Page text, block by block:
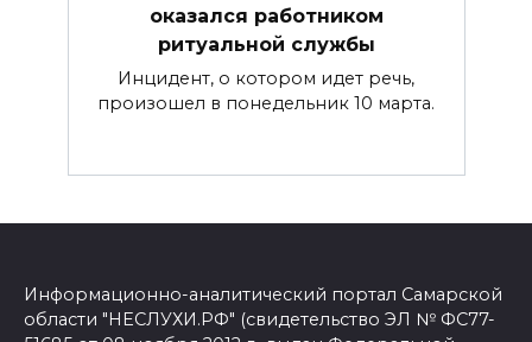
оказался работником
ритуальной службы
Инцидент, о котором идет речь,
произошел в понедельник 10 марта.
Информационно-аналитический портал Самарской
области "НЕСЛУХИ.РФ" (свидетельство ЭЛ № ФС77-